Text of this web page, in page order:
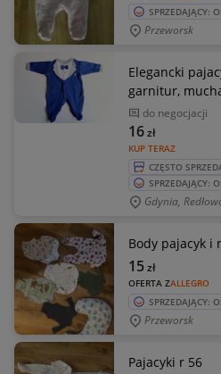
SPRZEDAJĄCY:
Przeworsk
Elegancki
garnitur,
do negocjacji
KUP TERAZ
16zł
CZĘSTO
SPRZEDAJĄCY:
Gdynia,
Body pajacyk i
OFERTA ZALLEGRO
15zł
SPRZEDAJĄCY:
Przeworsk
Pajacyki r 56